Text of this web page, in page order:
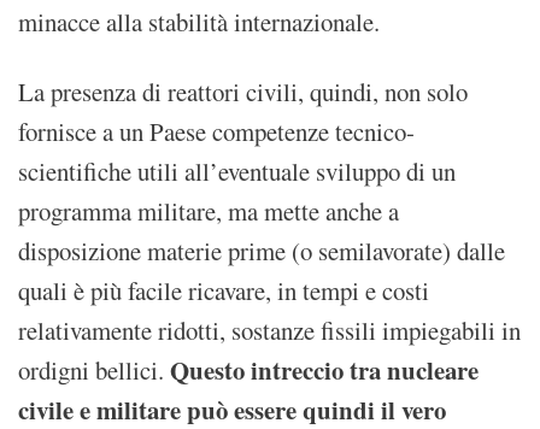
minacce alla stabilità internazionale.
La presenza di reattori civili, quindi, non solo
fornisce a un Paese competenze tecnico-
scientifiche utili all’eventuale sviluppo di un
programma militare, ma mette anche a
disposizione materie prime (o semilavorate) dalle
quali è più facile ricavare, in tempi e costi
relativamente ridotti, sostanze fissili impiegabili in
ordigni bellici. Questo intreccio tra nucleare
civile e militare può essere quindi il vero